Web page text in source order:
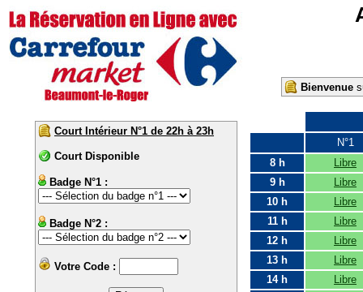
Bienvenue
Court Intérieur N°1 de 22h à 23h
Court Disponible
Badge N°1 :
Badge N°2 :
Votre Code :
N°1
8 h
Libre
9 h
Libre
10 h
Libre
11 h
Libre
12 h
Libre
13 h
Libre
14 h
Libre